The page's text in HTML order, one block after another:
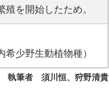
を開始したため。
少野生動植物種）
執筆者 須川恒、狩野清貴